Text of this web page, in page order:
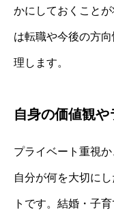
かにしておくこと
は転職や今後の方
理します。
自身の価値観
プライベート重視
自分が何を大切に
トです。結婚・子